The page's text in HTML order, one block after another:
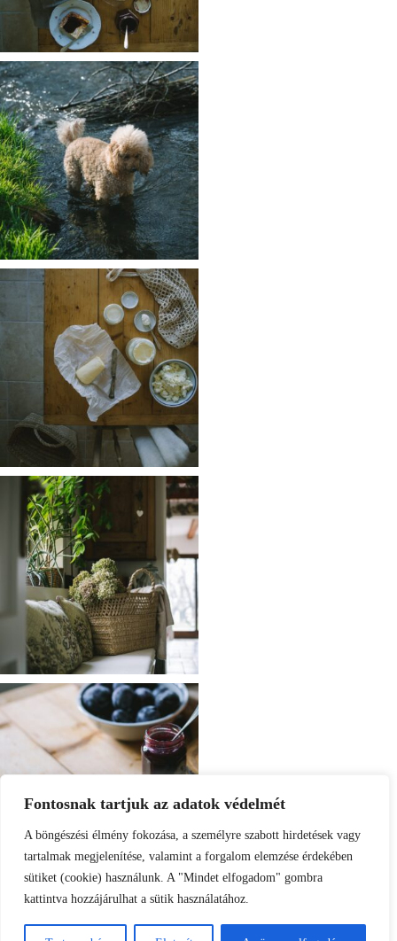
Fontosnak tartjuk az adatok védelmét
A böngészési élmény fokozása, a személyre szabott hirdetések vagy
tartalmak megjelenítése, valamint a forgalom elemzése érdekében
sütiket (cookie) használunk. A "Mindet elfogadom" gombra
kattintva hozzájárulhat a sütik használatához.